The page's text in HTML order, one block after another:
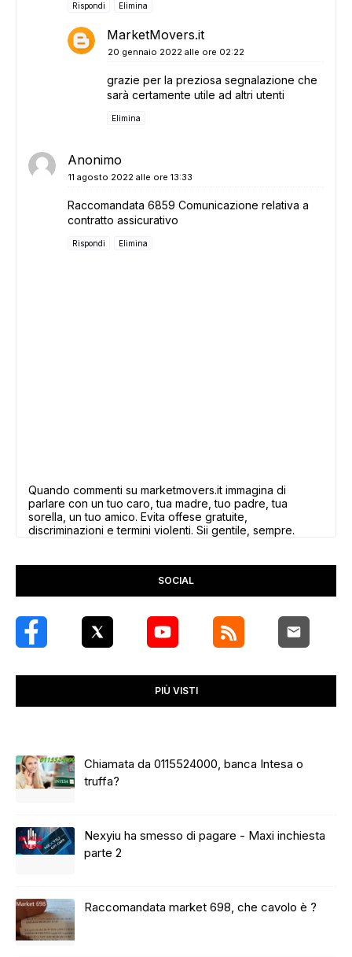
Rispondi Elimina
MarketMovers.it
20 gennaio 2022 alle ore 02:22
grazie per la preziosa segnalazione che
sarà certamente utile ad altri utenti
Elimina
Anonimo
11 agosto 2022 alle ore 13:33
Raccomandata 6859 Comunicazione relativa a
contratto assicurativo
Rispondi Elimina
Quando commenti su marketmovers.it immagina di
parlare con un tuo caro, tua madre, tuo padre, tua
sorella, un tuo amico. Evita offese gratuite,
discriminazioni e termini violenti. Sii gentile, sempre.
SOCIAL
PIÙ VISTI
Chiamata da 0115524000, banca Intesa o
truffa?
Nexyiu ha smesso di pagare - Maxi inchiesta
parte 2
Raccomandata market 698, che cavolo è ?